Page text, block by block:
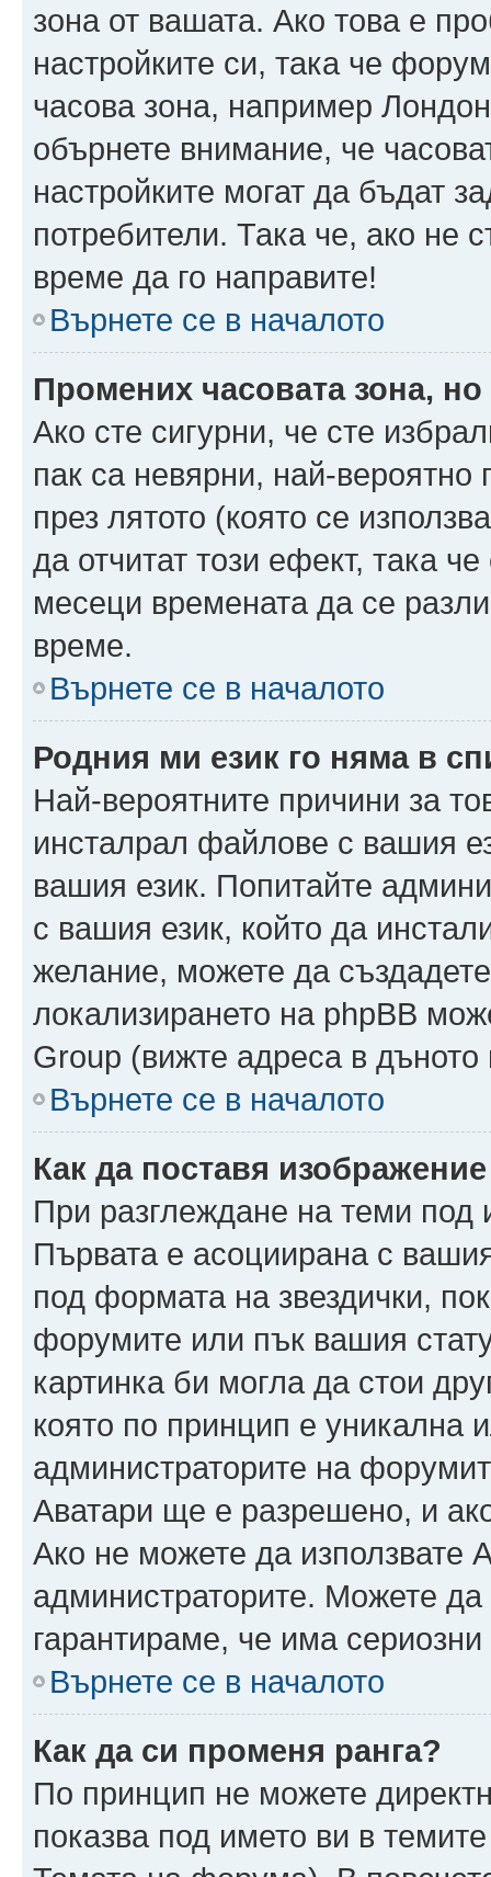
зона от вашата. Ако това е
настройките си, така че
часова зона, например
обърнете внимание, че
настройките могат да бъдат
потребители. Така че, ако не
време да го направите!
Върнете се в началото
Промених часовата зона,
Ако сте сигурни, че сте
пак са невярни, най-
през лятото (която се
да отчитат този ефект, така
месеци времената да се
време.
Върнете се в началото
Родния ми език го няма в
Най-вероятните причини за
инсталрал файлове с вашия
вашия език. Попитайте
с вашия език, който да
желание, можете да
локализирането на phpBB
Group (вижте адреса в дъното
Върнете се в началото
Как да поставя
При разглеждане на теми под
Първата е асоциирана с
под формата на звездички,
форумите или пък вашия
картинка би могла да стои
която по принцип е уникална
администраторите на
Аватари ще е разрешено, и
Ако не можете да използвате
администраторите. Можете да
гарантираме, че има сериозни
Върнете се в началото
Как да си променя ранга?
По принцип не можете
показва под името ви в